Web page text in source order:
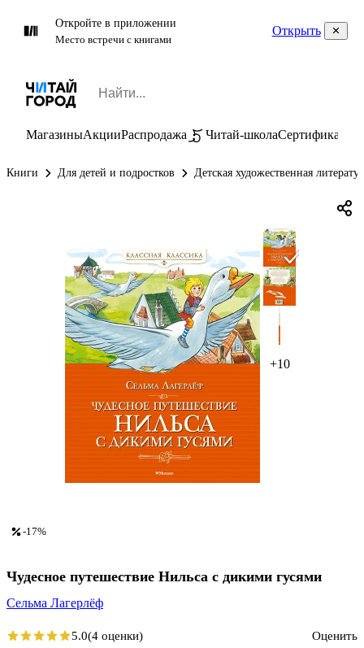
Откройте в приложении
Место встречи с книгами
Открыть
МагазиныАкцииРаспродажа Читай-школаСертификаты
Книги Для детей и подростков Детская художественная
+10
-17%
Чудесное путешествие Нильса с дикими гусями
Сельма Лагерлёф
5.0(4 оценки)
Оценить